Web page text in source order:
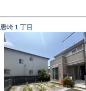
唐崎１丁目